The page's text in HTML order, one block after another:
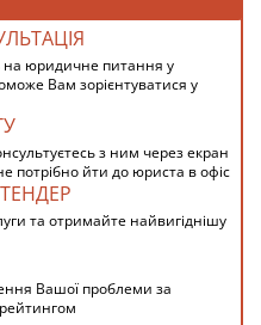
на юридичне питання у
Вам зорієнтуватися у
з ним через екран
потрібно йти до юриста в офіс
та отримайте найвигіднішу
Вашої проблеми за